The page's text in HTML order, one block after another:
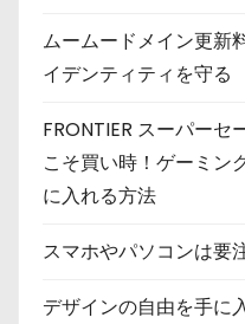
ムームードメイン更新
イデンティティを守る
FRONTIER スーパー
こそ買い時！ゲーミン
に入れる方法
スマホやパソコンは
デザインの自由を手